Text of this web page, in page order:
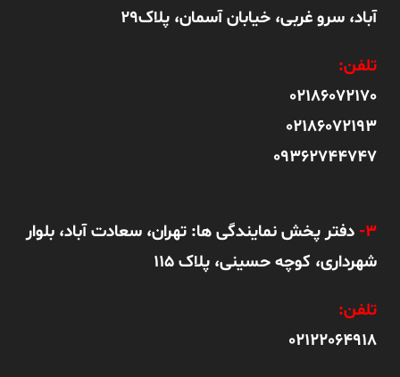
آباد، سرو غربی، خیابان آسمان، پلاک29
تلفن:
02186072170
02186072193
09362744747
3- دفتر پخش نمایندگی ها: تهران، سعادت آباد، بلوار
شهرداری، کوچه حسینی، پلاک 115
تلفن:
02122064918